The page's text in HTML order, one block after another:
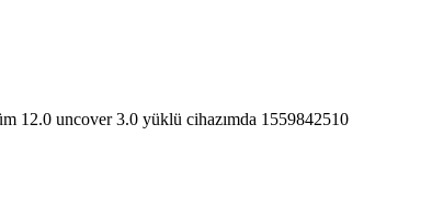
12.0 uncover 3.0 yüklü cihazımda 1559842510